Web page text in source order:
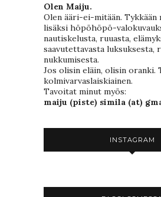
Olen Maiju.
Olen ääri-ei-mitään. Tykkään
lisäksi höpöhöpö-
nautiskelusta, ruuasta,
saavutettavasta luksuksesta,
nukkumisesta.
Jos olisin eläin, olisin oranki.
kolmivarvaslaiskiainen.
Tavoitat minut myös:
maiju (piste) simila (at)
INSTAGRAM